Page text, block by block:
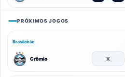
PRÓXIMOS JOGOS
Brasileirão
Grêmio x